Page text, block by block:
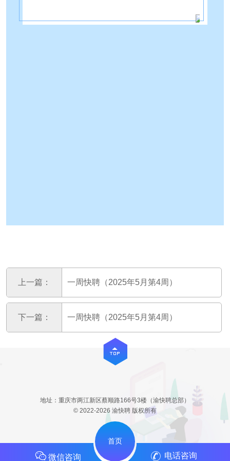
上一篇： 一周快聘（2025年5月第4周）
下一篇： 一周快聘（2025年5月第4周）
地址：重庆市两江新区蔡顺路166号3楼（渝快聘总部）
© 2022-2026 渝快聘 版权所有
微信咨询
首页
电话咨询